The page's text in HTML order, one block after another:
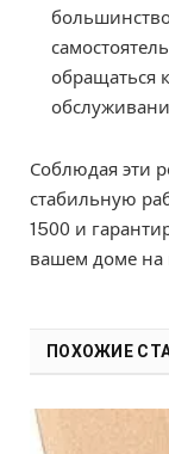
обращаться
Соблюдая эти
стабильную
1500 и
вашем доме на
ПОХОЖИЕ